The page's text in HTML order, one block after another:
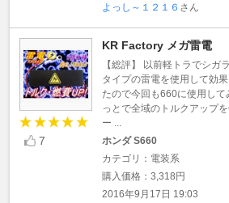
よっし～１２１６ さん
7
KR Factory メガ雷電
【総評】 以前軽トラでシガ
タイプの雷電を使用して効
たので今回も660に使用して
っとで全域のトルクアップ
ー ...
ホンダ S660
カテゴリ：電装系
購入価格：3,318円
2016年9月17日 19:03